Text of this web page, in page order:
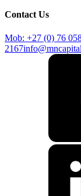
Contact Us
Mob: +27 (0) 76
2167